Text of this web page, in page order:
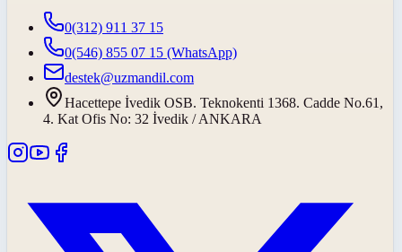
0(312) 911 37 15
0(546) 855 07 15 (WhatsApp)
destek@uzmandil.com
Hacettepe İvedik OSB. Teknokenti 1368. Cadde No.61,
4. Kat Ofis No: 32 İvedik / ANKARA